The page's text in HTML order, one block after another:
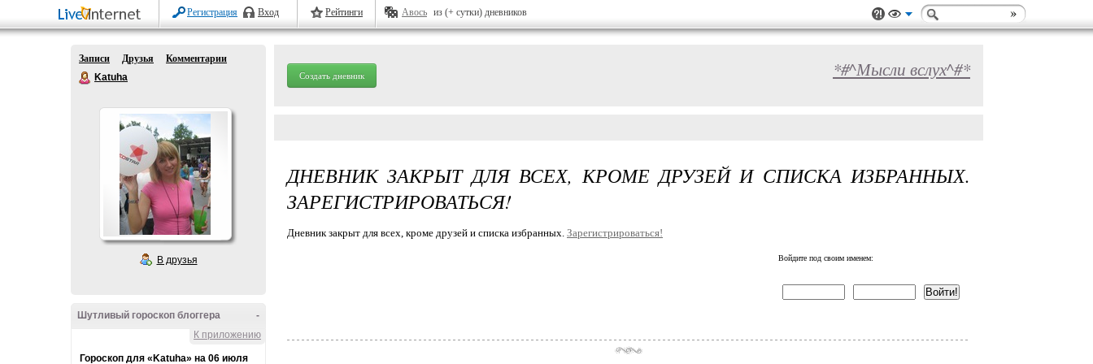
Регистрация Вход Рейтинги Авось из (+ сутки) дневников
Записи Друзья
Комментарии
Katuha
В друзья
-
Шутливый гороскоп блоггера
К приложению
Гороскоп для «Katuha» на 06 июля
Создать дневник *#^Мысли вслух^#*
ДНЕВНИК ЗАКРЫТ ДЛЯ ВСЕХ, КРОМЕ ДРУЗЕЙ И СПИСКА ИЗБРАННЫХ.
ЗАРЕГИСТРИРОВАТЬСЯ!
Дневник закрыт для всех, кроме друзей и списка избранных. Зарегистрироваться!
Войдите под своим именем: